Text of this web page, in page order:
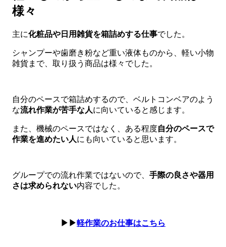
様々
主に化粧品や日用雑貨を箱詰めする仕事でした。
シャンプーや歯磨き粉など重い液体ものから、軽い小物
雑貨まで、取り扱う商品は様々でした。
自分のペースで箱詰めするので、ベルトコンベアのよう
な流れ作業が苦手な人に向いていると感じます。
また、機械のペースではなく、ある程度自分のペースで
作業を進めたい人にも向いていると思います。
グループでの流れ作業ではないので、 手際の良さや器用
さは求められない内容でした。
▶▶軽作業のお仕事はこちら